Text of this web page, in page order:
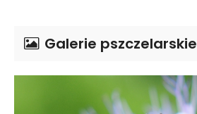
Galerie pszczelarskie